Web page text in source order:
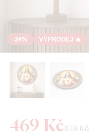
-24% VÝPRODEJ 🔥
469 Kč619 Kč